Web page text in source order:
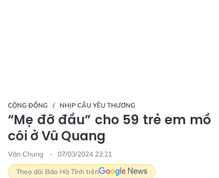
CỘNG ĐỒNG NHỊP CẦU YÊU THƯƠNG
“Mẹ đỡ đầu” cho 59 trẻ em mồ
côi ở Vũ Quang
Văn Chung
07/03/2024 22:21
Theo dõi Báo Hà Tĩnh trên